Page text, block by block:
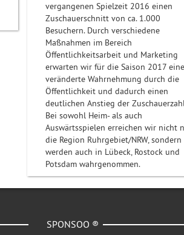
vergangenen Spielzeit 2016 einen
Zuschauerschnitt von ca. 1.000
Besuchern. Durch verschiedene
Maßnahmen im Bereich
Öffentlichkeitsarbeit und Marketing
erwarten wir für die Saison 2017 eine
veränderte Wahrnehmung durch die
Öffentlichkeit und dadurch einen
deutlichen Anstieg der
Bei sowohl Heim- als auch
Auswärtsspielen erreichen wir nicht
die Region Ruhrgebiet/NRW, sondern
werden auch in Lübeck, Rostock und
Potsdam wahrgenommen.
SPONSOO ®